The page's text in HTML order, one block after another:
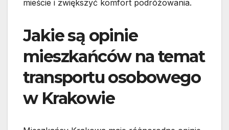
mieście i zwiększyć komfort podróżowania.
Jakie są opinie
mieszkańców na temat
transportu osobowego
w Krakowie